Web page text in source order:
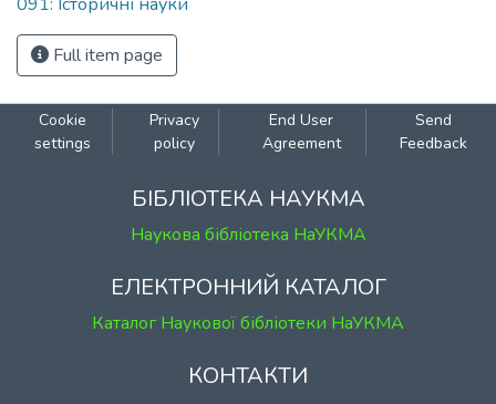
Full item page
Cookie
settings
Privacy
policy
End User
Agreement
Send
Feedback
БІБЛІОТЕКА НАУКМА
Наукова бібліотека НаУКМА
ЕЛЕКТРОННИЙ КАТАЛОГ
Каталог Наукової бібліотеки НаУКМА
КОНТАКТИ